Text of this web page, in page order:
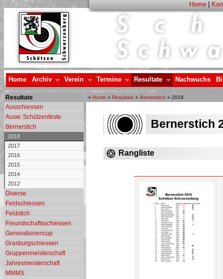
Home|
Home Archiv Verein Termine Resultate Nachwuchs
Resultate
Ausschiessen
Ausw. Schützenfeste
Bernerstich
2018
2017
2016
2015
2014
2012
Diverse
Feldschiessen
Feldstich
Freundschaftsschiessen
Generationencup
Grasburgschiessen
Gruppenmeisterschaft
Jahresmeisterschaft
MMMS
» Home » Resultate » Bernerstich » 2018
Bernerstich
Rangliste